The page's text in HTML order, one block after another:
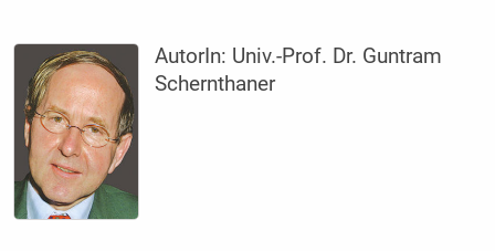
AutorIn: Univ.-Prof. Dr. Guntram
Schernthaner